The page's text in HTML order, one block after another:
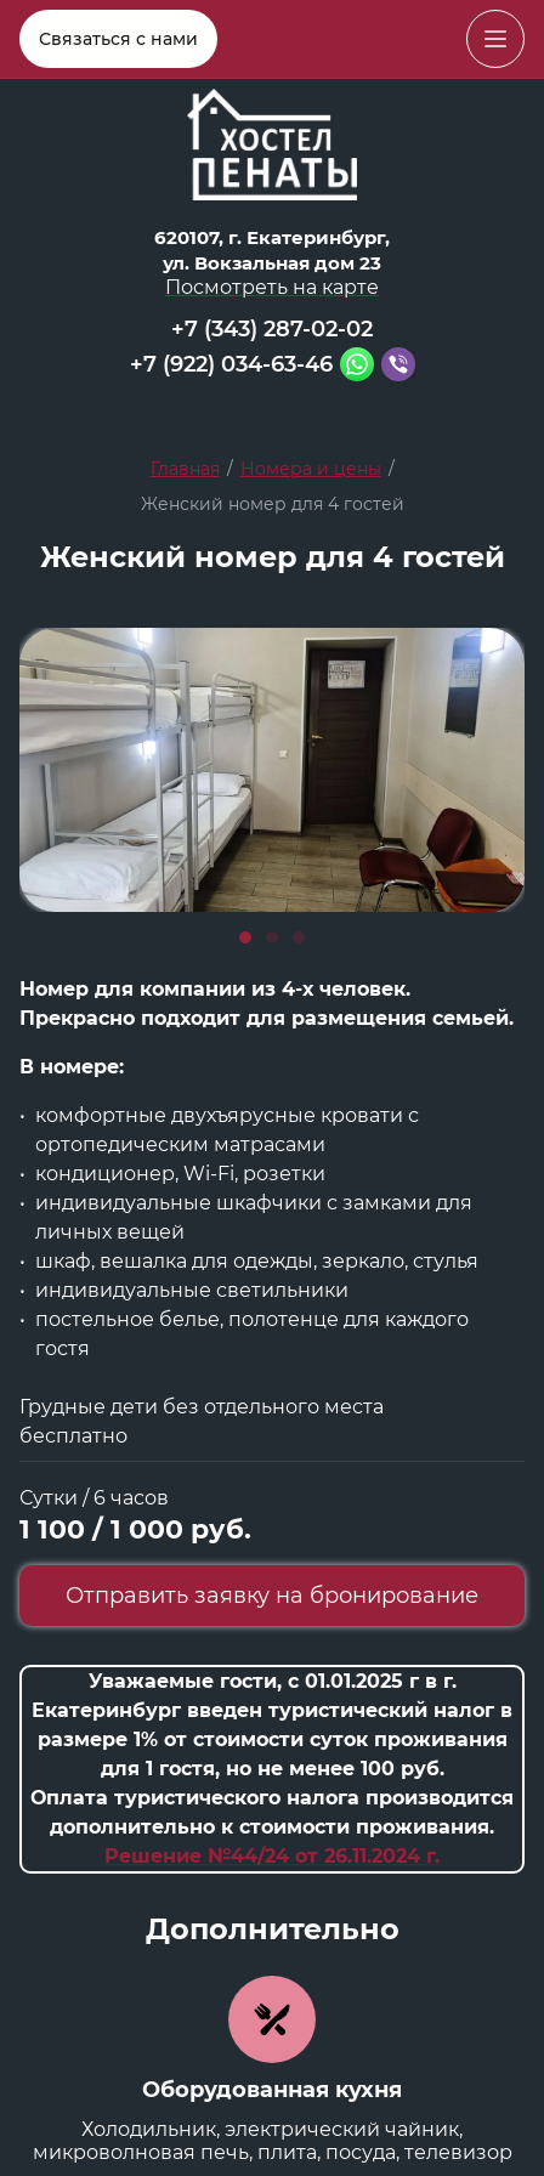
Связаться с нами
620107, г. Екатеринбург,
ул. Вокзальная дом 23
Посмотреть на карте
+7 (343) 287-02-02
+7 (922) 034-63-46
Главная / Номера и цены /
Женский номер для 4 гостей
Женский номер для 4 гостей
Номер для компании из 4-х человек.
Прекрасно подходит для размещения семьей.
В номере:
комфортные двухъярусные кровати с
ортопедическим матрасами
кондиционер, Wi-Fi, розетки
индивидуальные шкафчики с замками для
личных вещей
шкаф, вешалка для одежды, зеркало, стулья
индивидуальные светильники
постельное белье, полотенце для каждого
гостя
Грудные дети без отдельного места
бесплатно
Сутки / 6 часов
1 100 / 1 000 руб.
Отправить заявку на бронирование
Уважаемые гости, с 01.01.2025 г в г.
Екатеринбург введен туристический налог в
размере 1% от стоимости суток проживания
для 1 гостя, но не менее 100 руб.
Оплата туристического налога производится
дополнительно к стоимости проживания.
Решение №44/24 от 26.11.2024 г.
Дополнительно
Оборудованная кухня
Холодильник, электрический чайник,
микроволновая печь, плита, посуда, телевизор